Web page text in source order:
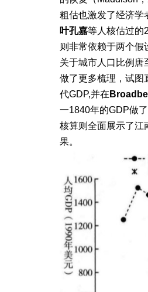
粗估也激发了经济学
叶孔嘉等人核估过的
则非常依赖于两个假
关于城市人口比例唐
做了更多梳理，试图
代GDP,并在
一1840年的GDP做了
核算则全面展示了江
果。